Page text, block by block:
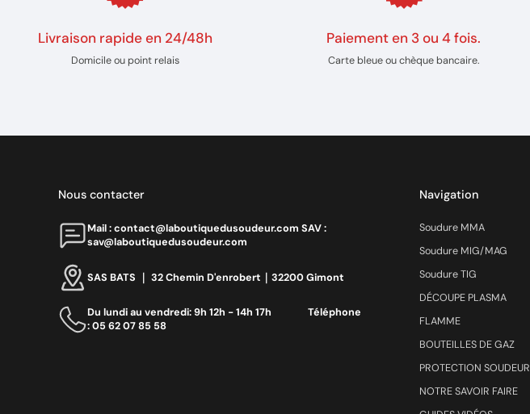
Livraison rapide en 24/48h
Domicile ou point relais
Paiement en 3 ou 4 fois.
Carte bleue ou chèque bancaire.
Nous contacter
Mail : contact@laboutiquedusoudeur.comㅤㅤㅤㅤ SAV :
sav@laboutiquedusoudeur.com
SAS BATS ｜ 32 Chemin D'enrobert｜32200 Gimont
Du lundi au vendredi: 9h 12h - 14h 17h ‎ ‎ ‎ ‎ ‎ ‎ ‎ ‎ ‎ ‎ ‎ ‎ ‎ ‎‎ Téléphone
: 05 62 07 85 58
Navigation
Soudure MMA
Soudure MIG/MAG
Soudure TIG
DÉCOUPE PLASMA
FLAMME
BOUTEILLES DE GAZ
PROTECTION SOUDEUR
NOTRE SAVOIR FAIRE